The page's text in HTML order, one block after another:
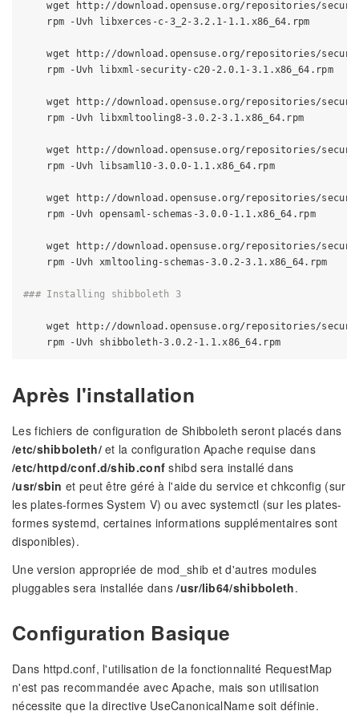
wget http://download.opensuse.org/repositories/
    rpm -Uvh libxerces-c-3_2-3.2.1-1.1.x86_64.rpm
wget http://download.opensuse.org/repositories/
    rpm -Uvh libxml-security-c20-2.0.1-3.1.x86_64.rpm
wget http://download.opensuse.org/repositories/
    rpm -Uvh libxmltooling8-3.0.2-3.1.x86_64.rpm
wget http://download.opensuse.org/repositories/
    rpm -Uvh libsaml10-3.0.0-1.1.x86_64.rpm
wget http://download.opensuse.org/repositories/
    rpm -Uvh opensaml-schemas-3.0.0-1.1.x86_64.rpm
wget http://download.opensuse.org/repositories/
    rpm -Uvh xmltooling-schemas-3.0.2-3.1.x86_64.rpm
### Installing shibboleth 3
wget http://download.opensuse.org/repositories/
Après l'installation
Les fichiers de configuration de Shibboleth seront placés dans
/etc/shibboleth/et la configuration Apache requise dans
/etc/httpd/conf.d/shib.conf shibd sera installé dans
/usr/sbin et peut être géré à l'aide du service et chkconfig (sur
les plates-formes System V) ou avec systemctl (sur les plates-
formes systemd, certaines informations supplémentaires sont
disponibles).
Une version appropriée de mod_shib et d'autres modules
pluggables sera installée dans/usr/lib64/shibboleth.
Configuration Basique
Dans httpd.conf, l'utilisation de la fonctionnalité RequestMap
n'est pas recommandée avec Apache, mais son utilisation
nécessite que la directive UseCanonicalName soit définie.